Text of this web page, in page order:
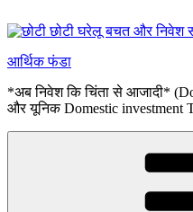
पर
आर्थिक फंडा
*अब निवेश कि चिंता से आजादी*
और यूनिक Domestic investment